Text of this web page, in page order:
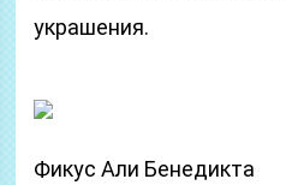
украшения.
Фикус Али Бенедикта